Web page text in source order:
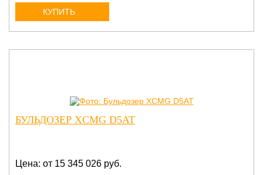
КУПИТЬ
БУЛЬДОЗЕР XCMG D5AT
Цена: от 15 345 026 руб.